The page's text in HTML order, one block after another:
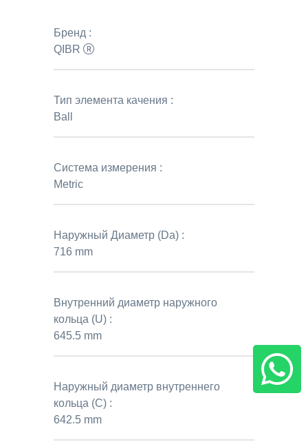
Бренд :
QIBR
Тип элемента качения :
Ball
Система измерения :
Metric
Наружный Диаметр (Da) :
716 mm
Внутренний диаметр наружного
кольца (U) :
645.5 mm
Наружный диаметр внутреннего
кольца (C) :
642.5 mm